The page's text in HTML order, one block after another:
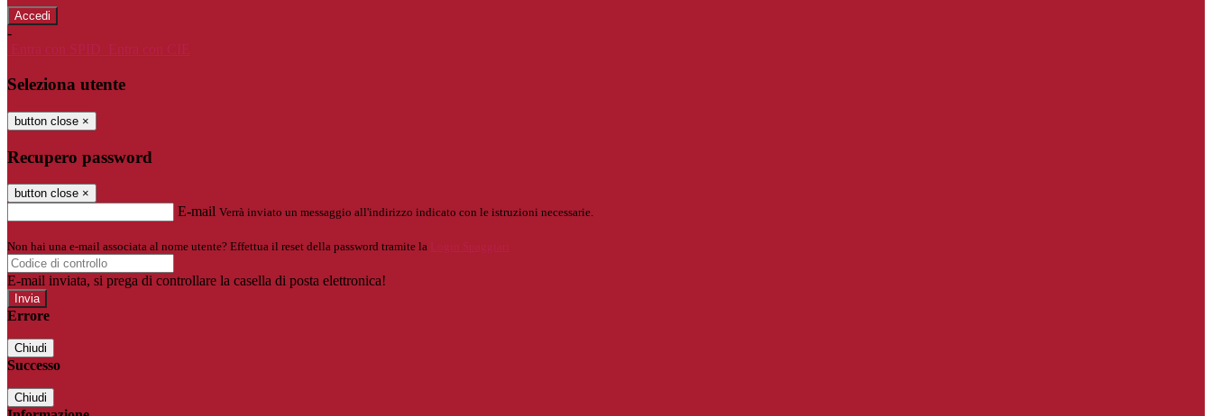
-
Entra con SPID
Entra con CIE
Seleziona utente
button close ×
Recupero password
button close ×
E-mail Verrà inviato un messaggio all'indirizzo indicato con le istruzioni necessarie.
Non hai una e-mail associata al nome utente? Effettua il reset della password tramite la Login Spaggiari
E-mail inviata, si prega di controllare la casella di posta elettronica!
Errore
Chiudi
Successo
Chiudi